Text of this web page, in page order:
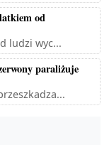
od
ludzi wyc...
paraliżuje